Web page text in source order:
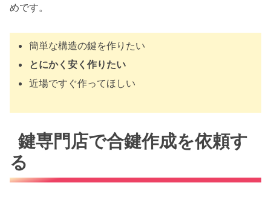
めです。
簡単な構造の鍵を作りたい
とにかく安く作りたい
近場ですぐ作ってほしい
鍵専門店で合鍵作成を依頼す
る